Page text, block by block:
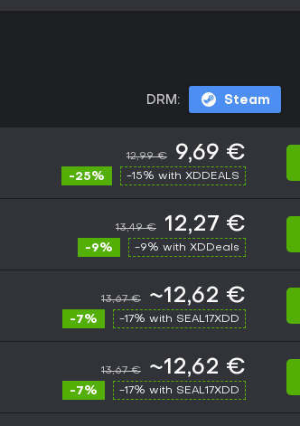
DRM: Steam
12,99 € 9,69 €
-25% -15% with XDDEALS
13,49 € 12,27 €
-9% -9% with XDDeals
13,67 € ~12,62 €
-7% -17% with SEAL17XDD
13,67 € ~12,62 €
-7% -17% with SEAL17XDD